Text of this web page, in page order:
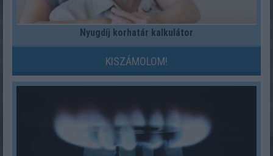
Nyugdíj korhatár kalkulátor
KISZÁMOLOM!